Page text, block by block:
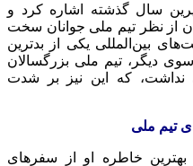
سال گذشته اشاره کرد و
از نظر تیم ملی جوانان سخت
بین‌المللی یکی از بدترین
سوی دیگر، تیم ملی بزرگسالان
که این نیز بر شدت
تیم ملی
خاطره او از سفرهای